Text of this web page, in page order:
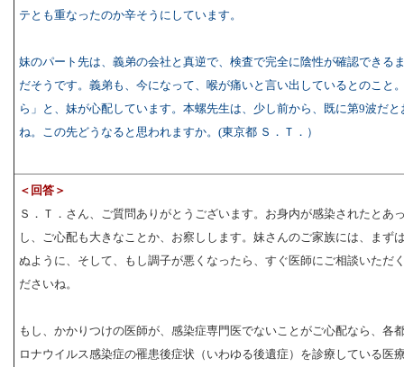
テとも重なったのか辛そうにしています。
妹のパート先は、義弟の会社と真逆で、検査で完全に陰性が確認できる
だそうです。義弟も、今になって、喉が痛いと言い出しているとのこと
ら」と、妹が心配しています。本螺先生は、少し前から、既に第9波だ
ね。この先どうなると思われますか。(東京都 Ｓ．Ｔ．）
＜回答＞
Ｓ．Ｔ．さん、ご質問ありがとうございます。お身内が感染されたとあ
し、ご心配も大きなことか、お察しします。妹さんのご家族には、まず
ぬように、そして、もし調子が悪くなったら、すぐ医師にご相談いただ
ださいね。
もし、かかりつけの医師が、感染症専門医でないことがご心配なら、各
ロナウイルス感染症の罹患後症状（いわゆる後遺症）を診療している医